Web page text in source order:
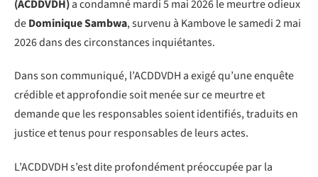
(ACDDVDH)a condamné mardi 5 mai 2026 le meurtre odieux
deDominique Sambwa, survenu à Kambove le samedi 2 mai
2026 dans des circonstances inquiétantes.
Dans son communiqué, l’ACDDVDH a exigé qu’une enquête
crédible et approfondie soit menée sur ce meurtre et
demande que les responsables soient identifiés, traduits en
justice et tenus pour responsables de leurs actes.
L’ACDDVDH s’est dite profondément préoccupée par la